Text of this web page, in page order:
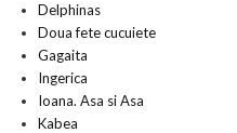
Delphinas
Doua fete cucuiete
Gagaita
Ingerica
Ioana. Asa si Asa
Kabea